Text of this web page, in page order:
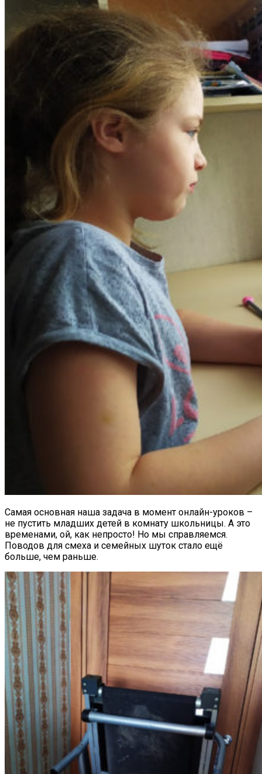
Самая основная наша задача в момент онлайн-уроков –
не пустить младших детей в комнату школьницы. А это
временами, ой, как непросто! Но мы справляемся.
Поводов для смеха и семейных шуток стало ещё
больше, чем раньше.